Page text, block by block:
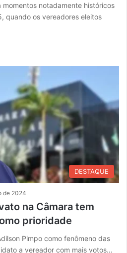
notadamente históricos
quando os vereadores eleitos
DESTAQUE
de 2024
na Câmara tem
prioridade
Pimpo como fenômeno das
a vereador com mais votos…